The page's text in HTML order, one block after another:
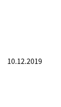
10.12.2019